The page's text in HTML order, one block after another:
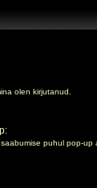
olen kirjutanud.
puhul pop-up